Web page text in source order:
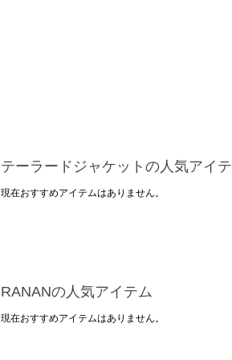
テーラードジャケットの人気アイ
現在おすすめアイテムはありません。
RANANの人気アイテム
現在おすすめアイテムはありません。